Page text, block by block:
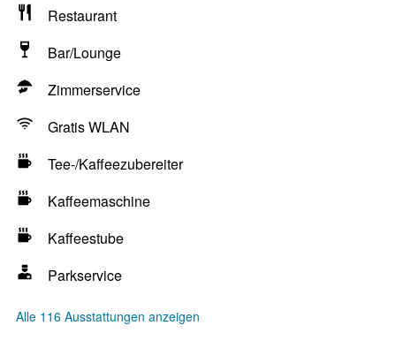
Restaurant
Bar/Lounge
Zimmerservice
Gratis WLAN
Tee-/Kaffeezubereiter
Kaffeemaschine
Kaffeestube
Parkservice
Alle 116 Ausstattungen anzeigen